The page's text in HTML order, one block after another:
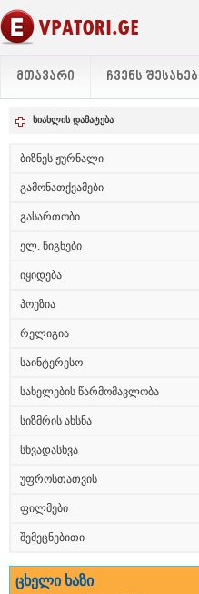
ᲛᲗᲐᲕᲐᲠᲘ ᲩᲕᲔᲜᲡ ᲨᲔᲡᲐᲮᲔᲑ
სიახლის დამატება
ბიზნეს ჟურნალი
გამონათქვამები
გასართობი
ელ. წიგნები
იყიდება
პოეზია
რელიგია
საინტერესო
სახელების წარმომავლობა
სიზმრის ახსნა
სხვადასხვა
უფროსთათვის
ფილმები
შემეცნებითი
ცხელი ხაზი